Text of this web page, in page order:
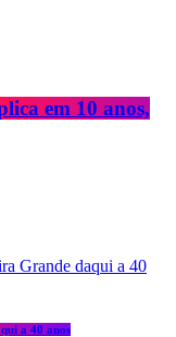
em 10 anos,
a 40 anos